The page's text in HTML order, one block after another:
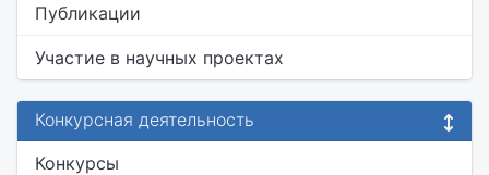
Публикации
Участие в научных проектах
Конкурсная деятельность
Конкурсы